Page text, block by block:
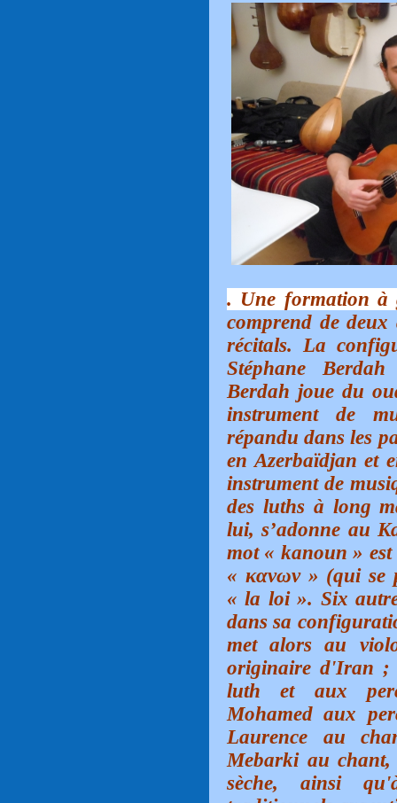
. Une formation à
comprend de
récitals. La
Stéphane
Berdah joue du
instrument de
répandu dans les
en Azerbaïdjan et
instrument de
des luths à long
lui, s’adonne au
mot « kanoun »
« κανων » (qui se
« la loi ». Six
dans sa
met alors au
originaire d'Iran ;
luth et aux
Mohamed aux
Laurence au
Mebarki au
sèche, ainsi